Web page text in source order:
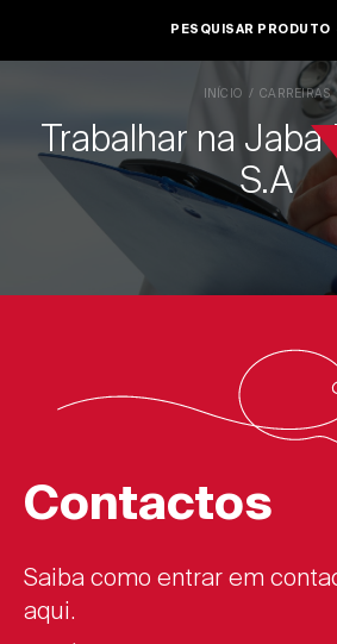
PESQUISAR PRODUTO
INÍCIO CARREIRAS
Trabalhar na Jaba
S.A
Contactos
Saiba como entrar em
aqui.